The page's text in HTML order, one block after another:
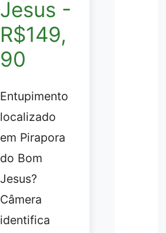
Jesus -
R$149,
90
Entupimento
localizado
em Pirapora
do Bom
Jesus?
Câmera
identifica